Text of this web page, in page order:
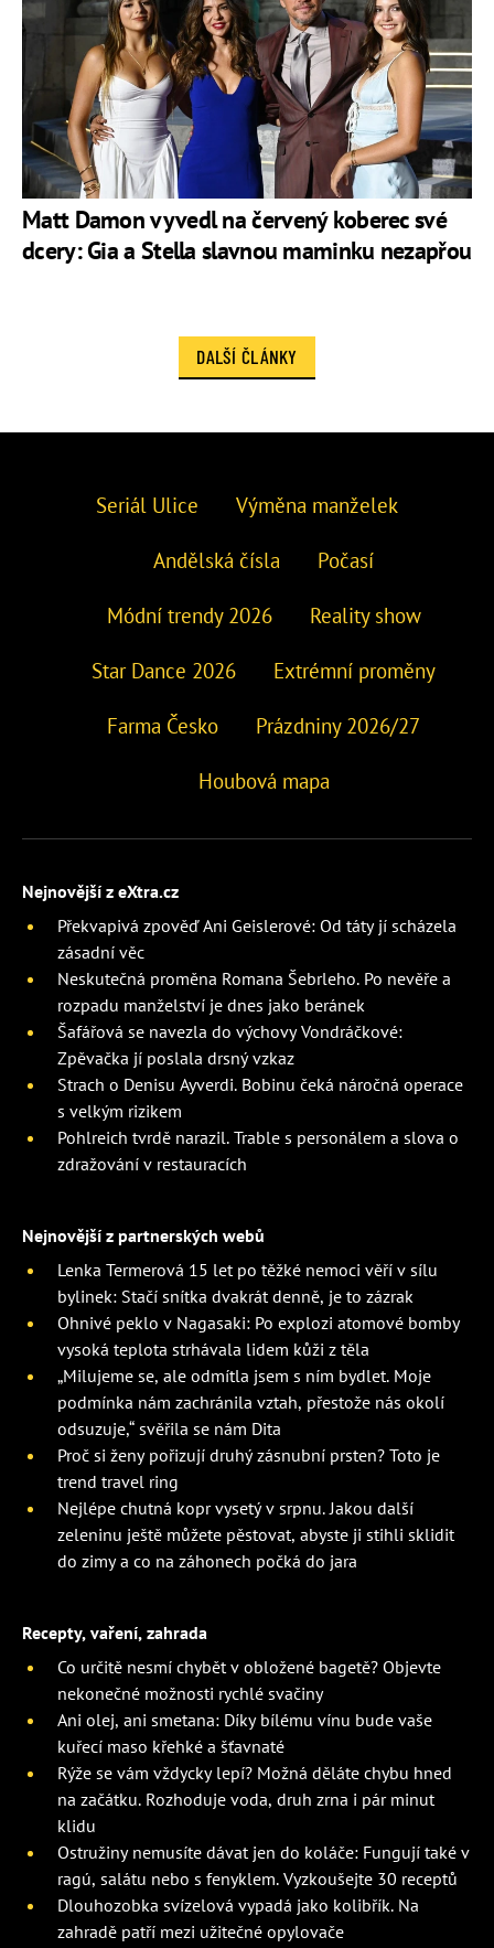
Matt Damon vyvedl na červený koberec své
dcery: Gia a Stella slavnou maminku nezapřou
DALŠÍ ČLÁNKY
Seriál Ulice Výměna manželek
Andělská čísla Počasí
Módní trendy 2026 Reality show
Star Dance 2026 Extrémní proměny
Farma Česko Prázdniny 2026/27
Houbová mapa
Nejnovější z eXtra.cz
Překvapivá zpověď Ani Geislerové: Od táty jí scházela
zásadní věc
Neskutečná proměna Romana Šebrleho. Po nevěře a
rozpadu manželství je dnes jako beránek
Šafářová se navezla do výchovy Vondráčkové:
Zpěvačka jí poslala drsný vzkaz
Strach o Denisu Ayverdi. Bobinu čeká náročná operace
s velkým rizikem
Pohlreich tvrdě narazil. Trable s personálem a slova o
zdražování v restauracích
Nejnovější z partnerských webů
Lenka Termerová 15 let po těžké nemoci věří v sílu
bylinek: Stačí snítka dvakrát denně, je to zázrak
Ohnivé peklo v Nagasaki: Po explozi atomové bomby
vysoká teplota strhávala lidem kůži z těla
„Milujeme se, ale odmítla jsem s ním bydlet. Moje
podmínka nám zachránila vztah, přestože nás okolí
odsuzuje,“ svěřila se nám Dita
Proč si ženy pořizují druhý zásnubní prsten? Toto je
trend travel ring
Nejlépe chutná kopr vysetý v srpnu. Jakou další
zeleninu ještě můžete pěstovat, abyste ji stihli sklidit
do zimy a co na záhonech počká do jara
Recepty, vaření, zahrada
Co určitě nesmí chybět v obložené bagetě? Objevte
nekonečné možnosti rychlé svačiny
Ani olej, ani smetana: Díky bílému vínu bude vaše
kuřecí maso křehké a šťavnaté
Rýže se vám vždycky lepí? Možná děláte chybu hned
na začátku. Rozhoduje voda, druh zrna i pár minut
klidu
Ostružiny nemusíte dávat jen do koláče: Fungují také v
ragú, salátu nebo s fenyklem. Vyzkoušejte 30 receptů
Dlouhozobka svízelová vypadá jako kolibřík. Na
zahradě patří mezi užitečné opylovače